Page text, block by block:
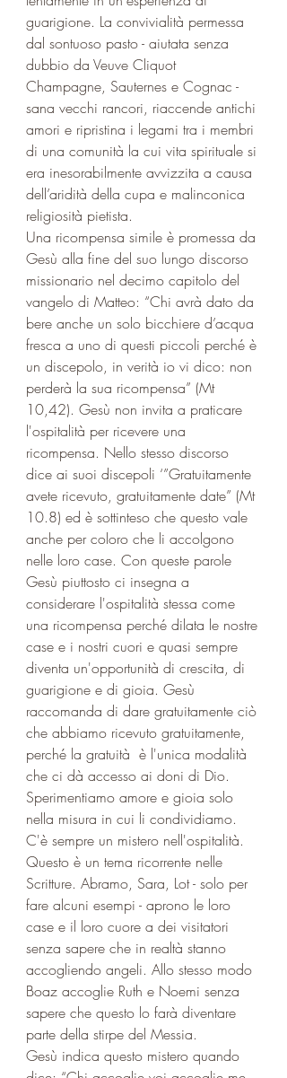
guarigione. La convivialità permessa
dal sontuoso pasto - aiutata senza
dubbio da Veuve Cliquot
Champagne, Sauternes e Cognac -
sana vecchi rancori, riaccende antichi
amori e ripristina i legami tra i membri
di una comunità la cui vita spirituale si
era inesorabilmente avvizzita a causa
dell’aridità della cupa e malinconica
religiosità pietista.
Una ricompensa simile è promessa da
Gesù alla fine del suo lungo discorso
missionario nel decimo capitolo del
vangelo di Matteo: “Chi avrà dato da
bere anche un solo bicchiere d’acqua
fresca a uno di questi piccoli perché è
un discepolo, in verità io vi dico: non
perderà la sua ricompensa” (Mt
10,42). Gesù non invita a praticare
l'ospitalità per ricevere una
ricompensa. Nello stesso discorso
dice ai suoi discepoli ‘”Gratuitamente
avete ricevuto, gratuitamente date” (Mt
10.8) ed è sottinteso che questo vale
anche per coloro che li accolgono
nelle loro case. Con queste parole
Gesù piuttosto ci insegna a
considerare l'ospitalità stessa come
una ricompensa perché dilata le nostre
case e i nostri cuori e quasi sempre
diventa un'opportunità di crescita, di
guarigione e di gioia. Gesù
raccomanda di dare gratuitamente ciò
che abbiamo ricevuto gratuitamente,
perché la gratuità  è l'unica modalità
che ci dà accesso ai doni di Dio.
Sperimentiamo amore e gioia solo
nella misura in cui li condividiamo.
C'è sempre un mistero nell'ospitalità.
Questo è un tema ricorrente nelle
Scritture. Abramo, Sara, Lot - solo per
fare alcuni esempi - aprono le loro
case e il loro cuore a dei visitatori
senza sapere che in realtà stanno
accogliendo angeli. Allo stesso modo
Boaz accoglie Ruth e Noemi senza
sapere che questo lo farà diventare
parte della stirpe del Messia.
Gesù indica questo mistero quando